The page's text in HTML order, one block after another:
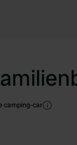
camping-car